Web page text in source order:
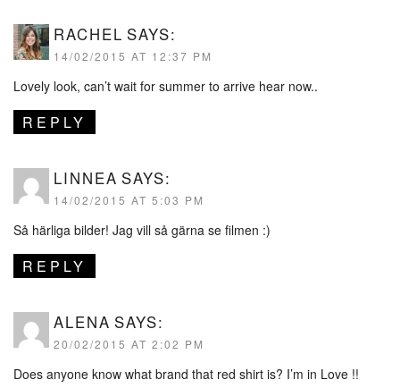
RACHEL SAYS:
14/02/2015 AT 12:37 PM
Lovely look, can’t wait for summer to arrive hear now..
REPLY
LINNEA SAYS:
14/02/2015 AT 5:03 PM
Så härliga bilder! Jag vill så gärna se filmen :)
REPLY
ALENA SAYS:
20/02/2015 AT 2:02 PM
Does anyone know what brand that red shirt is? I’m in Love !!